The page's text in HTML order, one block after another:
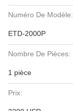
Numéro De Modèle:
ETD-2000P
Nombre De Pièces:
1 pièce
Prix: